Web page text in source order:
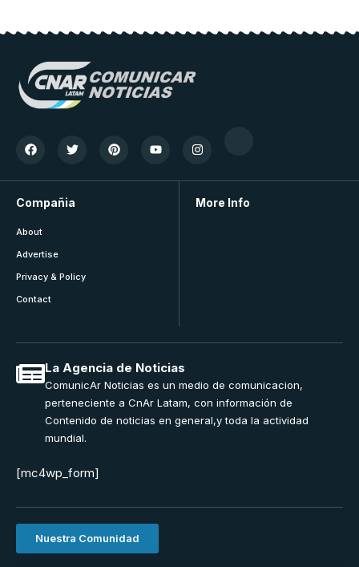
Compañia
About
Advertise
Privacy & Policy
Contact
More Info
La Agencia de Noticias
ComunicAr Noticias es un medio de comunicacion,
perteneciente a CnAr Latam, con información de
Contenido de noticias en general,y toda la actividad
mundial.
[mc4wp_form]
Nuestra Comunidad